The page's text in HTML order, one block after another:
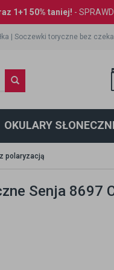
1+1 50% taniej! -
|Soczewki toryczne bez
OKULARY
polaryzacją
Senja 8697